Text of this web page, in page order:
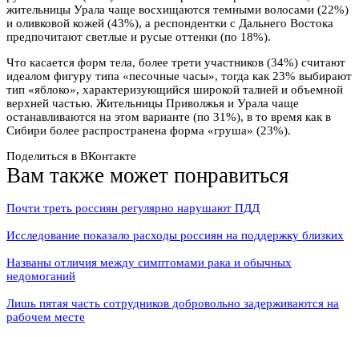
жительницы Урала чаще восхищаются темными волосами (22%)
и оливковой кожей (43%), а респондентки с Дальнего Востока
предпочитают светлые и русые оттенки (по 18%).
Что касается форм тела, более трети участников (34%) считают
идеалом фигуру типа «песочные часы», тогда как 23% выбирают
тип «яблоко», характеризующийся широкой талией и объемной
верхней частью. Жительницы Приволжья и Урала чаще
останавливаются на этом варианте (по 31%), в то время как в
Сибири более распространена форма «груша» (23%).
Поделиться в ВКонтакте
Вам также может понравиться
Почти треть россиян регулярно нарушают ПДД
Исследование показало расходы россиян на поддержку близких
Названы отличия между симптомами рака и обычных
недомоганий
Лишь пятая часть сотрудников добровольно задерживаются на
рабочем месте